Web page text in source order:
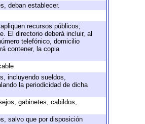
deban establecer.
recursos públicos;
El directorio deberá incluir, al
telefónico, domicilio
contener, la copia
incluyendo sueldos,
la periodicidad de dicha
gabinetes, cabildos,
salvo que por disposición